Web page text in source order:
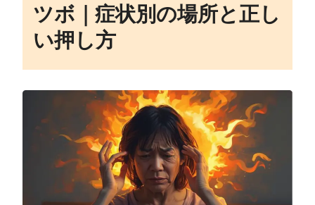
ツボ｜症状別の場所と正し
い押し方